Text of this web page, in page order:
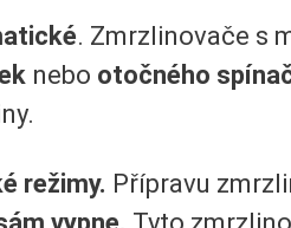
. Zmrzlinovače s
nebo otočného
režimy. Přípravu